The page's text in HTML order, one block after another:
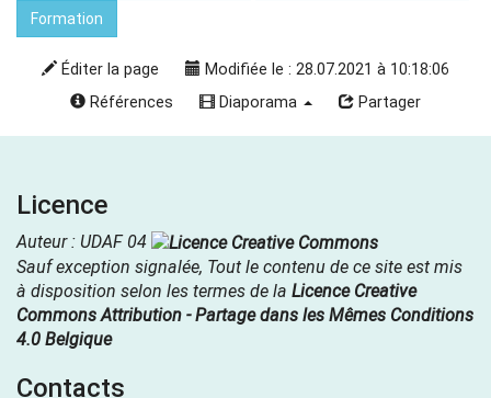
Formation
Éditer la page
Modifiée le : 28.07.2021 à 10:18:06
Références
Diaporama Partager
Licence
Auteur : UDAF 04
Sauf exception signalée, Tout le contenu de ce site est mis
à disposition selon les termes de la Licence Creative
Commons Attribution - Partage dans les Mêmes Conditions
4.0 Belgique
Contacts